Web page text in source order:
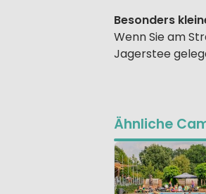
Besonders
Wenn Sie am
Jagerstee
Ähnliche